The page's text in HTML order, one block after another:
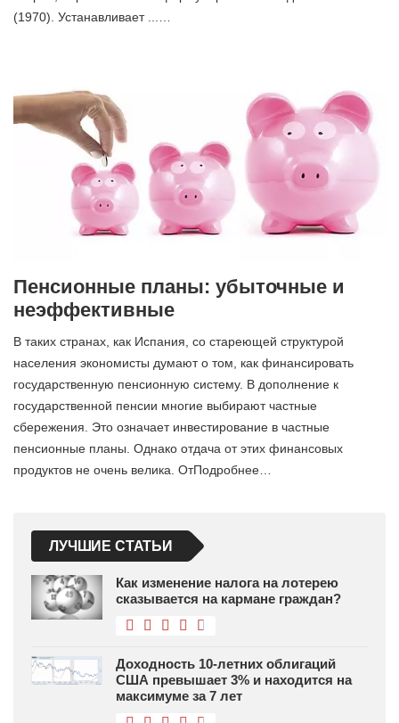
(1970). Устанавливает ...…
Пенсионные планы: убыточные и
неэффективные
В таких странах, как Испания, со стареющей структурой
населения экономисты думают о том, как финансировать
государственную пенсионную систему. В дополнение к
государственной пенсии многие выбирают частные
сбережения. Это означает инвестирование в частные
пенсионные планы. Однако отдача от этих финансовых
продуктов не очень велика. ОтПодробнее…
ЛУЧШИЕ СТАТЬИ
Как изменение налога на лотерею
сказывается на кармане граждан?
Доходность 10-летних облигаций
США превышает 3% и находится на
максимуме за 7 лет